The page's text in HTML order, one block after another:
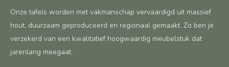
Onze tafels worden met vakmanschap vervaardigd uit massief
hout, duurzaam geproduceerd en regionaal gemaakt. Zo ben je
verzekerd van een kwalitatief hoogwaardig meubelstuk dat
jarenlang meegaat.